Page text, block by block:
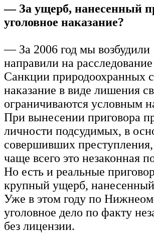
— За ущерб, нанесенный
уголовное наказание?
— За 2006 год мы возбудили
направили на
Санкции природоохранных
наказание в виде лишения
ограничиваются условным
При вынесении приговора
личности подсудимых, в
совершивших
чаще всего это незаконная
Но есть и реальные
крупный ущерб,
Уже в этом году по
уголовное дело по факту
без лицензии.